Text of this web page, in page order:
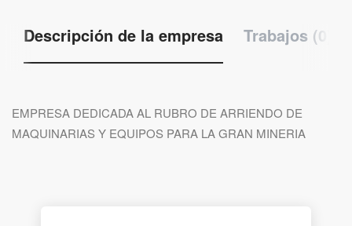
Descripción de la empresa Trabajos (0)
EMPRESA DEDICADA AL RUBRO DE ARRIENDO DE
MAQUINARIAS Y EQUIPOS PARA LA GRAN MINERIA